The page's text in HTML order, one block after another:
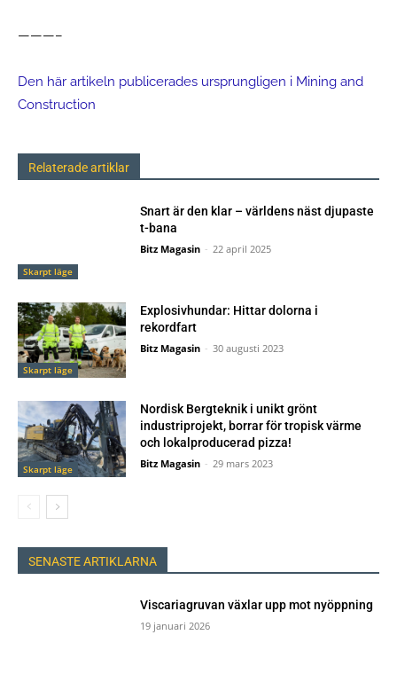
———–
Den här artikeln publicerades ursprungligen i Mining and
Construction
Relaterade artiklar
Skarpt läge
Snart är den klar – världens näst djupaste
t-bana
Bitz Magasin - 22 april 2025
Skarpt läge
Explosivhundar: Hittar dolorna i
rekordfart
Bitz Magasin - 30 augusti 2023
Skarpt läge
Nordisk Bergteknik i unikt grönt
industriprojekt, borrar för tropisk värme
och lokalproducerad pizza!
Bitz Magasin - 29 mars 2023
SENASTE ARTIKLARNA
Viscariagruvan växlar upp mot nyöppning
19 januari 2026